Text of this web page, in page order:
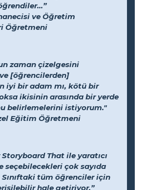
ve Öğretim
Öğretmeni
zaman çizelgesini
[öğrencilerden]
iyi bir adam mı, kötü bir
ikisinin arasında bir yerde
belirlemelerini istiyorum."
Eğitim Öğretmeni
That ile yaratıcı
seçebilecekleri çok sayıda
Sınıftaki tüm öğrenciler için
hale getiriyor.”